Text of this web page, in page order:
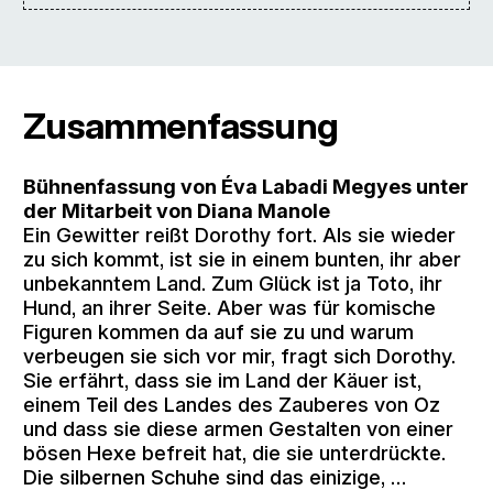
Zusammenfassung
Bühnenfassung von Éva Labadi Megyes unter
der Mitarbeit von Diana Manole
Ein Gewitter reißt Dorothy fort. Als sie wieder
zu sich kommt, ist sie in einem bunten, ihr aber
unbekanntem Land. Zum Glück ist ja Toto, ihr
Hund, an ihrer Seite. Aber was für komische
Figuren kommen da auf sie zu und warum
verbeugen sie sich vor mir, fragt sich Dorothy.
Sie erfährt, dass sie im Land der Käuer ist,
einem Teil des Landes des Zauberes von Oz
und dass sie diese armen Gestalten von einer
bösen Hexe befreit hat, die sie unterdrückte.
Die silbernen Schuhe sind das einizige, …